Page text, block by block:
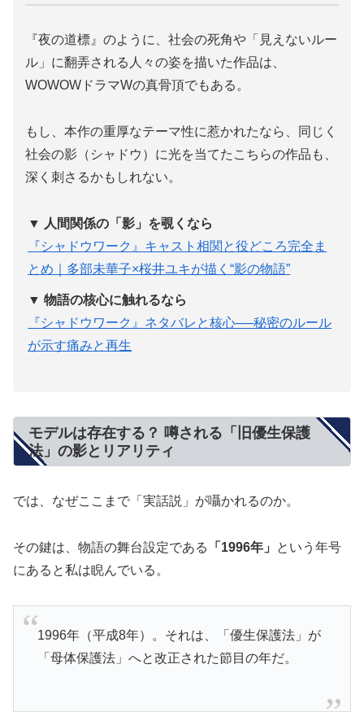
『夜の道標』のように、社会の死角や「見えないルー
ル」に翻弄される人々の姿を描いた作品は、
WOWOWドラマWの真骨頂でもある。
もし、本作の重厚なテーマ性に惹かれたなら、同じく
社会の影（シャドウ）に光を当てたこちらの作品も、
深く刺さるかもしれない。
▼ 人間関係の「影」を覗くなら
『シャドウワーク』キャスト相関と役どころ完全ま
とめ｜多部未華子×桜井ユキが描く“影の物語”
▼ 物語の核心に触れるなら
『シャドウワーク』ネタバレと核心──秘密のルール
が示す痛みと再生
モデルは存在する？ 噂される「旧優生保護
法」の影とリアリティ
では、なぜここまで「実話説」が囁かれるのか。
その鍵は、物語の舞台設定である 「1996年」
という年号
にあると私は睨んでいる。
1996年（平成8年）。それは、「優生保護法」が
「母体保護法」へと改正された節目の年だ。